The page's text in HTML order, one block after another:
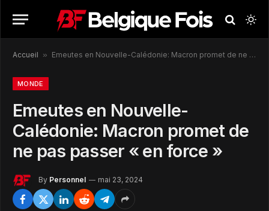
Accueil » Emeutes en Nouvelle-Calédonie: Macron promet de ne pas passer « en force »
MONDE
Emeutes en Nouvelle-
Calédonie: Macron promet de
ne pas passer « en force »
By Personnel mai 23, 2024